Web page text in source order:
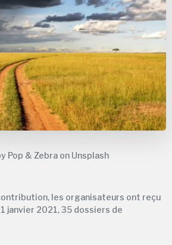
Pop & Zebra on Unsplash
contribution, les organisateurs ont reçu
janvier 2021, 35 dossiers de